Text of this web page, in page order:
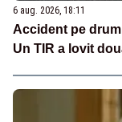
6 aug. 2026, 18:11
Accident pe
Un TIR a lovit